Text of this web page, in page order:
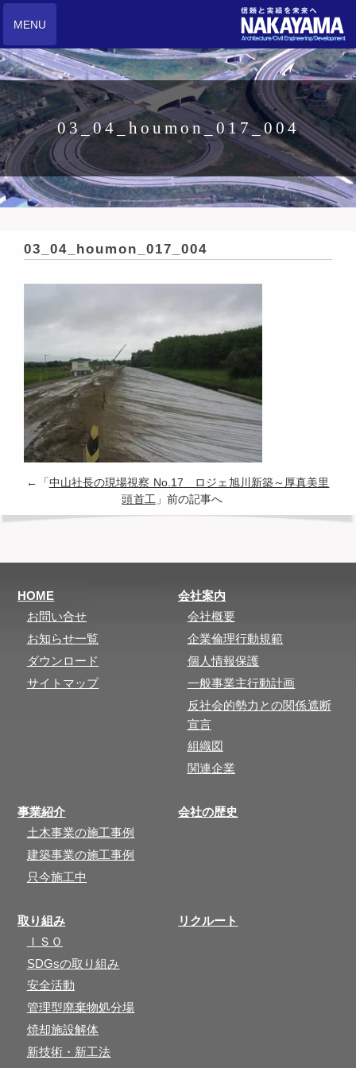
MENU
03_04_houmon_017_004
03_04_houmon_017_004
←「 中山社長の現場視察 No.17 ロジェ旭川新築～厚真美里
頭首工」前の記事へ
HOME
お問い合せ
お知らせ一覧
ダウンロード
サイトマップ
会社案内
会社概要
企業倫理行動規範
個人情報保護
一般事業主行動計画
反社会的勢力との関係遮断
宣言
組織図
関連企業
事業紹介
土木事業の施工事例
建築事業の施工事例
只今施工中
会社の歴史
取り組み
ＩＳＯ
SDGsの取り組み
安全活動
管理型廃棄物処分場
焼却施設解体
新技術・新工法
リクルート